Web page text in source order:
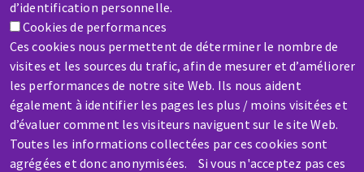
d’identification personnelle.
Cookies de performances
Ces cookies nous permettent de déterminer le nombre de
visites et les sources du trafic, afin de mesurer et d’améliorer
les performances de notre site Web. Ils nous aident
également à identifier les pages les plus / moins visitées et
d’évaluer comment les visiteurs naviguent sur le site Web.
Toutes les informations collectées par ces cookies sont
agrégées et donc anonymisées. Si vous n'acceptez pas ces
Contactez-nous
Aller
au
contenu